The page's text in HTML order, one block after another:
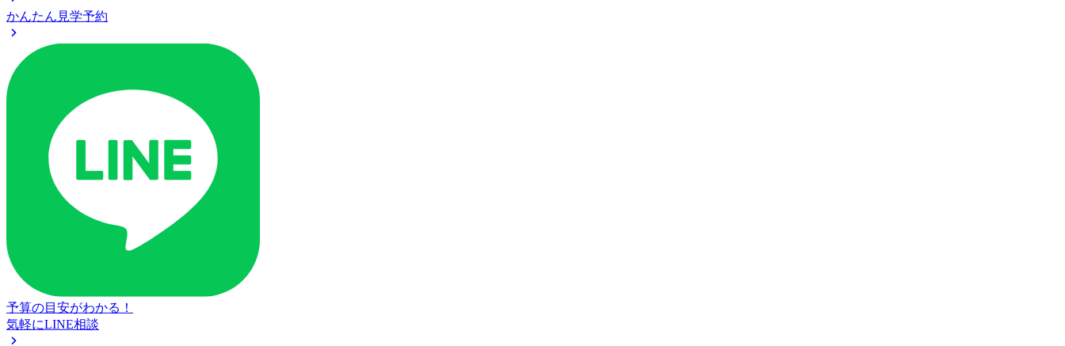
かんたん見学予約
予算の目安がわかる！
気軽にLINE相談